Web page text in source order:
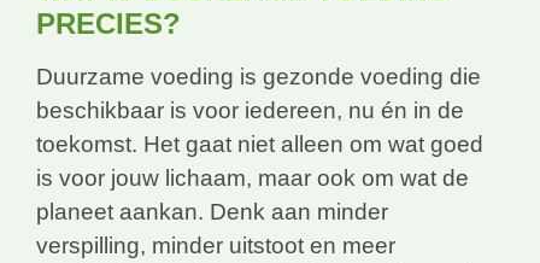
PRECIES?
Duurzame voeding is gezonde voeding die
beschikbaar is voor iedereen, nu én in de
toekomst. Het gaat niet alleen om wat goed
is voor jouw lichaam, maar ook om wat de
planeet aankan. Denk aan minder
verspilling, minder uitstoot en meer